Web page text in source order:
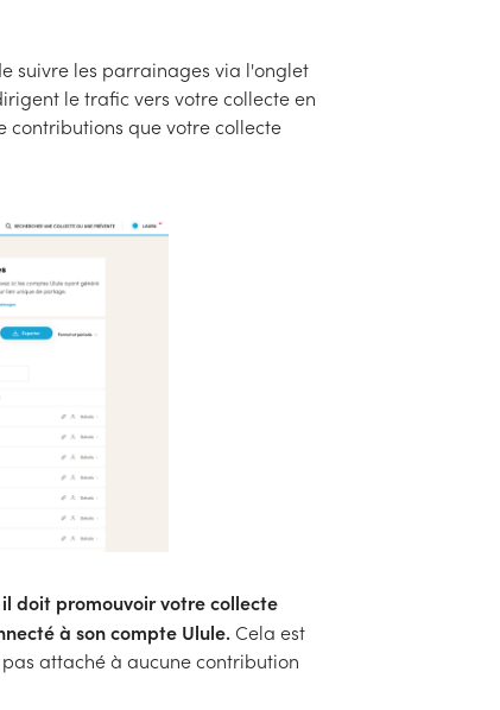
suivre les parrainages via l'onglet
le trafic vers votre collecte en
contributions que votre collecte
doit promouvoir votre collecte
à son compte Ulule.Cela est
attaché à aucune contribution